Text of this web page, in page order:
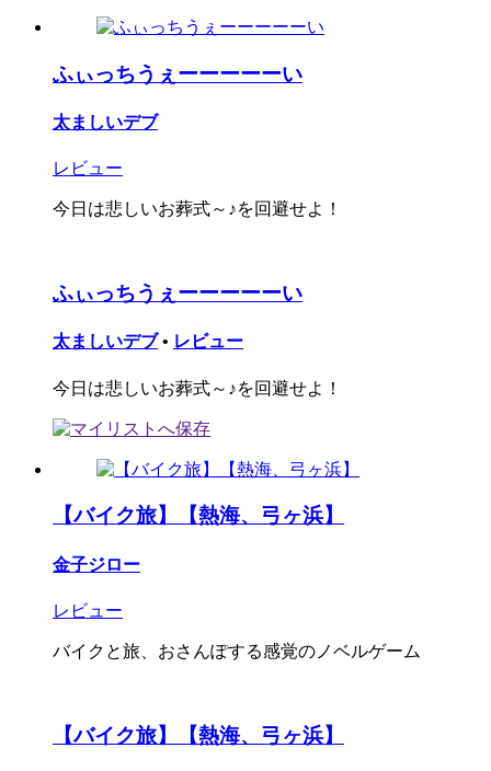
ふぃっちうぇーーーーーい
太ましいデブ
レビュー
今日は悲しいお葬式～♪を回避せよ！
ふぃっちうぇーーーーーい
太ましいデブ • レビュー
今日は悲しいお葬式～♪を回避せよ！
【バイク旅】【熱海、弓ヶ浜】
金子ジロー
レビュー
バイクと旅、おさんぽする感覚のノベルゲーム
【バイク旅】【熱海、弓ヶ浜】